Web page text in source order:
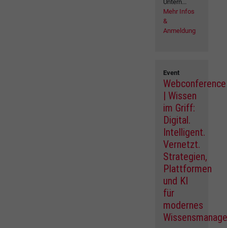
Untern...
Mehr Infos
&
Anmeldung
Event
Webconference
| Wissen
im Griff:
Digital.
Intelligent.
Vernetzt.
Strategien,
Plattformen
und KI
für
modernes